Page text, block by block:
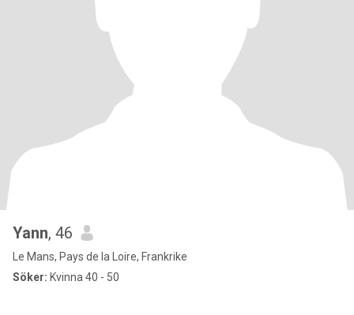
Yann, 46
Le Mans, Pays de la Loire, Frankrike
Söker: Kvinna 40 - 50